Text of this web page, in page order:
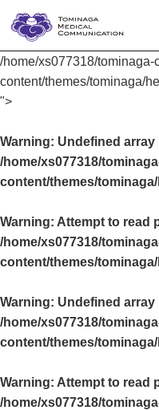
/home/xs077318/
content/themes/tominaga/
">
Warning: Undefined array
/home/xs077318/
content/themes/
Warning: Attempt to read
/home/xs077318/
content/themes/
Warning: Undefined array
/home/xs077318/
content/themes/
Warning: Attempt to read
/home/xs077318/